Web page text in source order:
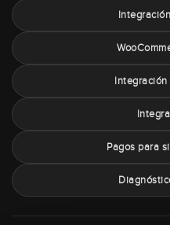
Integración
Pagos para